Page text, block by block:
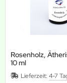
Rosenholz,
10 ml
Lieferzeit: 4-7